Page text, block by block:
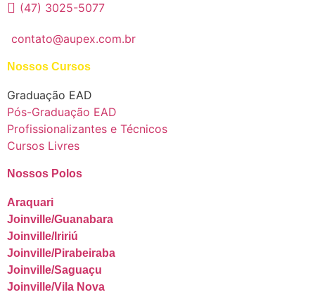
(47) 3025-5077
contato@aupex.com.br
Nossos Cursos
Graduação EAD
Pós-Graduação EAD
Profissionalizantes e Técnicos
Cursos Livres
Nossos Polos
Araquari
Joinville/Guanabara
Joinville/Iririú
Joinville/Pirabeiraba
Joinville/Saguaçu
Joinville/Vila Nova